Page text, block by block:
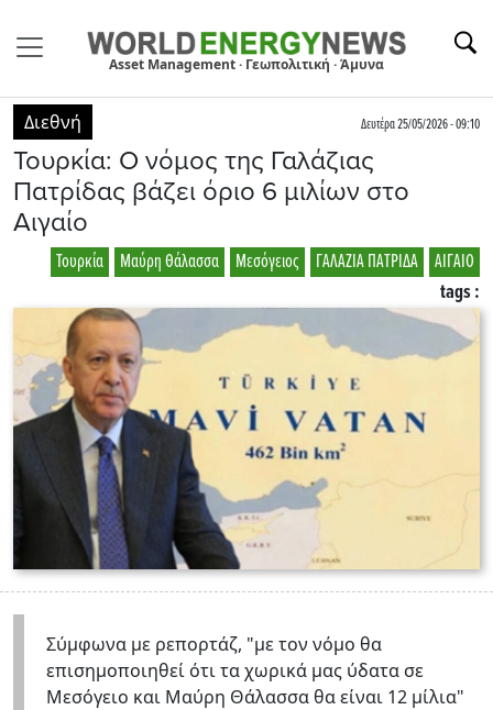
Asset Management · Γεωπολιτική · Άμυνα
Διεθνή Δευτέρα 25/05/2026 - 09:10
Τουρκία: O νόμος της Γαλάζιας
Πατρίδας βάζει όριο 6 μιλίων στο
Αιγαίο
ΑΙΓΑΙΟ
ΓΑΛΑΖΙΑ ΠΑΤΡΙΔΑ
Μεσόγειος
Μαύρη Θάλασσα
Τουρκία
tags :
Σύμφωνα με ρεπορτάζ, "με τον νόμο θα
επισημοποιηθεί ότι τα χωρικά μας ύδατα σε
Μεσόγειο και Μαύρη Θάλασσα θα είναι 12 μίλια"